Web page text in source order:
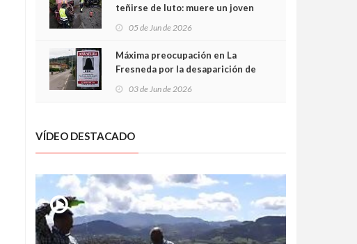
teñirse de luto: muere un joven
05 de Jun de 2026
Máxima preocupación en La
Fresneda por la desaparición de
03 de Jun de 2026
VÍDEO DESTACADO